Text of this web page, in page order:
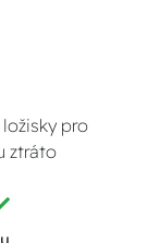
pro
ztráto